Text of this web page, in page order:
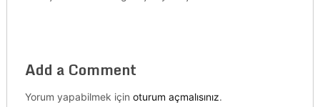
Add a Comment
Yorum yapabilmek için oturum açmalısınız.